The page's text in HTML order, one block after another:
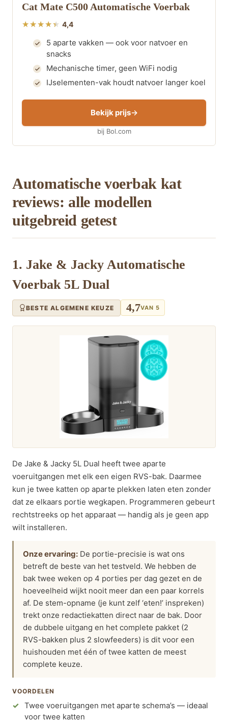
Cat Mate C500 Automatische Voerbak
4,4
5 aparte vakken — ook voor natvoer en
snacks
Mechanische timer, geen WiFi nodig
IJselementen-vak houdt natvoer langer koel
Bekijk prijs
bij Bol.com
Automatische voerbak kat
reviews: alle modellen
uitgebreid getest
1. Jake & Jacky Automatische
Voerbak 5L Dual
BESTE ALGEMENE KEUZE 4,7VAN 5
De Jake & Jacky 5L Dual heeft twee aparte
voeruitgangen met elk een eigen RVS-bak. Daarmee
kun je twee katten op aparte plekken laten eten zonder
dat ze elkaars portie wegkapen. Programmeren gebeurt
rechtstreeks op het apparaat — handig als je geen app
wilt installeren.
Onze ervaring: De portie-precisie is wat ons
betreft de beste van het testveld. We hebben de
bak twee weken op 4 porties per dag gezet en de
hoeveelheid wijkt nooit meer dan een paar korrels
af. De stem-opname (je kunt zelf ‘eten!’ inspreken)
trekt onze redactiekatten direct naar de bak. Door
de dubbele uitgang en het complete pakket (2
RVS-bakken plus 2 slowfeeders) is dit voor een
huishouden met één of twee katten de meest
complete keuze.
VOORDELEN
Twee voeruitgangen met aparte schema’s — ideaal
voor twee katten